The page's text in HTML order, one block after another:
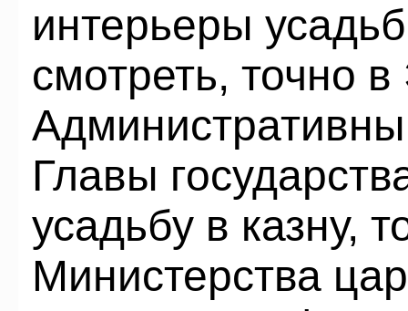
интерьеры
смотреть, точно
Главы
усадьбу в казну,
Министерства